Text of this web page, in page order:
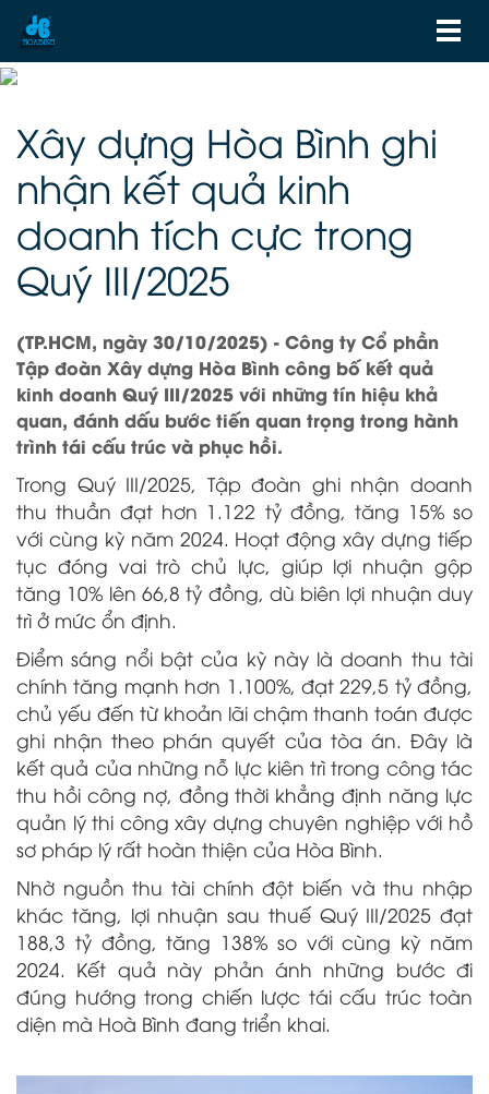
Xây dựng Hòa Bình ghi
nhận kết quả kinh
doanh tích cực trong
Quý III/2025
(TP.HCM, ngày 30/10/2025) - Công ty Cổ phần
Tập đoàn Xây dựng Hòa Bình công bố kết quả
kinh doanh Quý III/2025 với những tín hiệu khả
quan, đánh dấu bước tiến quan trọng trong hành
trình tái cấu trúc và phục hồi.
Trong Quý III/2025, Tập đoàn ghi nhận doanh
thu thuần đạt hơn 1.122 tỷ đồng, tăng 15% so
với cùng kỳ năm 2024. Hoạt động xây dựng tiếp
tục đóng vai trò chủ lực, giúp lợi nhuận gộp
tăng 10% lên 66,8 tỷ đồng, dù biên lợi nhuận duy
trì ở mức ổn định.
Điểm sáng nổi bật của kỳ này là doanh thu tài
chính tăng mạnh hơn 1.100%, đạt 229,5 tỷ đồng,
chủ yếu đến từ khoản lãi chậm thanh toán được
ghi nhận theo phán quyết của tòa án. Đây là
kết quả của những nỗ lực kiên trì trong công tác
thu hồi công nợ, đồng thời khẳng định năng lực
quản lý thi công xây dựng chuyên nghiệp với hồ
sơ pháp lý rất hoàn thiện của Hòa Bình.
Nhờ nguồn thu tài chính đột biến và thu nhập
khác tăng, lợi nhuận sau thuế Quý III/2025 đạt
188,3 tỷ đồng, tăng 138% so với cùng kỳ năm
2024. Kết quả này phản ánh những bước đi
đúng hướng trong chiến lược tái cấu trúc toàn
diện mà Hoà Bình đang triển khai.